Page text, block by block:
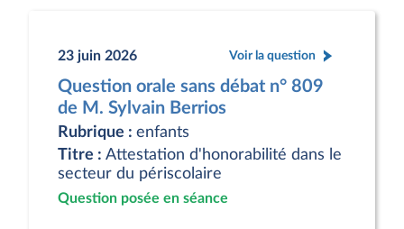
23 juin 2026 Voir la question
Question orale sans débat n° 809
de M. Sylvain Berrios
Rubrique : enfants
Titre : Attestation d'honorabilité dans le
secteur du périscolaire
Question posée en séance